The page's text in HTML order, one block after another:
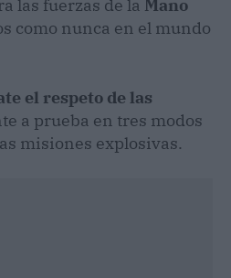
las fuerzas de la Mano
como nunca en el mundo
el respeto de las
a prueba en tres modos
misiones explosivas.